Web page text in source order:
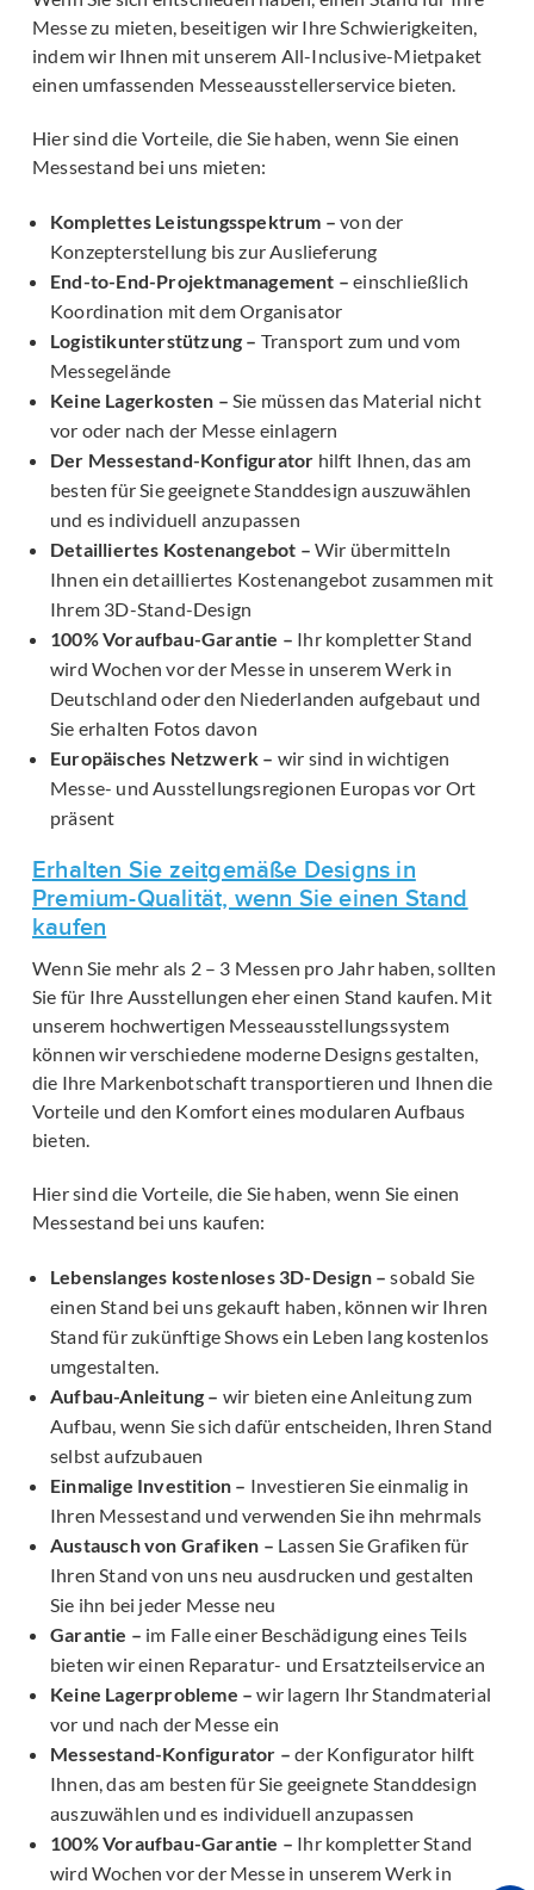
Messe zu mieten, beseitigen wir Ihre Schwierigkeiten,
indem wir Ihnen mit unserem All-Inclusive-Mietpaket
einen umfassenden Messeausstellerservice bieten.
Hier sind die Vorteile, die Sie haben, wenn Sie einen
Messestand bei uns mieten:
Komplettes Leistungsspektrum – von der
Konzepterstellung bis zur Auslieferung
End-to-End-Projektmanagement – einschließlich
Koordination mit dem Organisator
Logistikunterstützung – Transport zum und vom
Messegelände
Keine Lagerkosten – Sie müssen das Material nicht
vor oder nach der Messe einlagern
Der Messestand-Konfigurator hilft Ihnen, das am
besten für Sie geeignete Standdesign auszuwählen
und es individuell anzupassen
Detailliertes Kostenangebot – Wir übermitteln
Ihnen ein detailliertes Kostenangebot zusammen mit
Ihrem 3D-Stand-Design
100% Voraufbau-Garantie – Ihr kompletter Stand
wird Wochen vor der Messe in unserem Werk in
Deutschland oder den Niederlanden aufgebaut und
Sie erhalten Fotos davon
Europäisches Netzwerk – wir sind in wichtigen
Messe- und Ausstellungsregionen Europas vor Ort
präsent
Erhalten Sie zeitgemäße Designs in
Premium-Qualität, wenn Sie einen Stand
kaufen
Wenn Sie mehr als 2 – 3 Messen pro Jahr haben, sollten
Sie für Ihre Ausstellungen eher einen Stand kaufen. Mit
unserem hochwertigen Messeausstellungssystem
können wir verschiedene moderne Designs gestalten,
die Ihre Markenbotschaft transportieren und Ihnen die
Vorteile und den Komfort eines modularen Aufbaus
bieten.
Hier sind die Vorteile, die Sie haben, wenn Sie einen
Messestand bei uns kaufen:
Lebenslanges kostenloses 3D-Design – sobald Sie
einen Stand bei uns gekauft haben, können wir Ihren
Stand für zukünftige Shows ein Leben lang kostenlos
umgestalten.
Aufbau-Anleitung – wir bieten eine Anleitung zum
Aufbau, wenn Sie sich dafür entscheiden, Ihren Stand
selbst aufzubauen
Einmalige Investition – Investieren Sie einmalig in
Ihren Messestand und verwenden Sie ihn mehrmals
Austausch von Grafiken – Lassen Sie Grafiken für
Ihren Stand von uns neu ausdrucken und gestalten
Sie ihn bei jeder Messe neu
Garantie – im Falle einer Beschädigung eines Teils
bieten wir einen Reparatur- und Ersatzteilservice an
Keine Lagerprobleme – wir lagern Ihr Standmaterial
vor und nach der Messe ein
Messestand-Konfigurator – der Konfigurator hilft
Ihnen, das am besten für Sie geeignete Standdesign
auszuwählen und es individuell anzupassen
100% Voraufbau-Garantie – Ihr kompletter Stand
wird Wochen vor der Messe in unserem Werk in